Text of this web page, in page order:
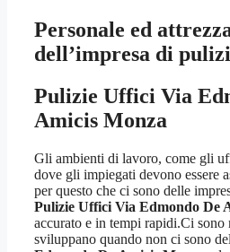
Personale ed
dell’impresa di
Pulizie Uffici Via
Amicis Monza
Gli ambienti di lavoro, come gli
dove gli impiegati devono essere
per questo che ci sono delle
Pulizie Uffici Via Edmondo De
accurato e in tempi rapidi.Ci sono
sviluppano quando non ci sono